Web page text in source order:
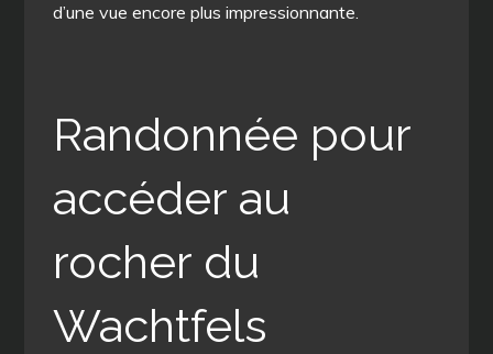
d’une vue encore plus impressionnante.
Randonnée pour
accéder au
rocher du
Wachtfels